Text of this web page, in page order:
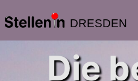
DRESDEN
Die